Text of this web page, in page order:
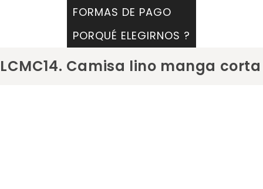
FORMAS DE PAGO
PORQUÉ ELEGIRNOS ?
LCMC14. Camisa lino manga corta